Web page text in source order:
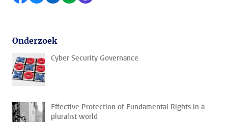
Onderzoek
Cyber Security Governance
Effective Protection of Fundamental Rights in a
pluralist world